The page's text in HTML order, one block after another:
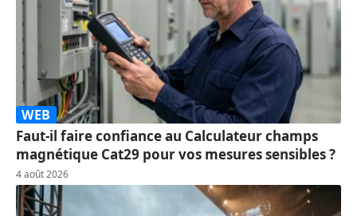
WEB
Faut-il faire confiance au Calculateur champs
magnétique Cat29 pour vos mesures sensibles ?
4 août 2026